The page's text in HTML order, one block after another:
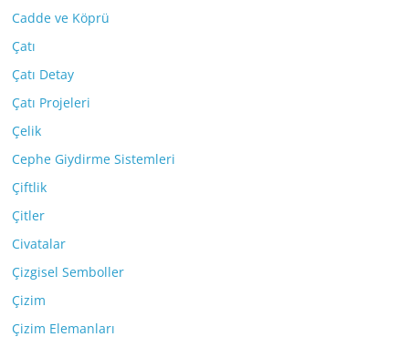
Cadde ve Köprü
Çatı
Çatı Detay
Çatı Projeleri
Çelik
Cephe Giydirme Sistemleri
Çiftlik
Çitler
Civatalar
Çizgisel Semboller
Çizim
Çizim Elemanları